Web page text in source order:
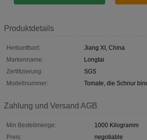
Produktdetails
Herkunftsort:
Jiang XI, China
Markenname:
Longtai
Zertifizierung:
SGS
Modellnummer:
Tomate, die Schnur
Zahlung und Versand AGB
Min Bestellmenge:
1000 Kilogramm
Preis:
negotiable